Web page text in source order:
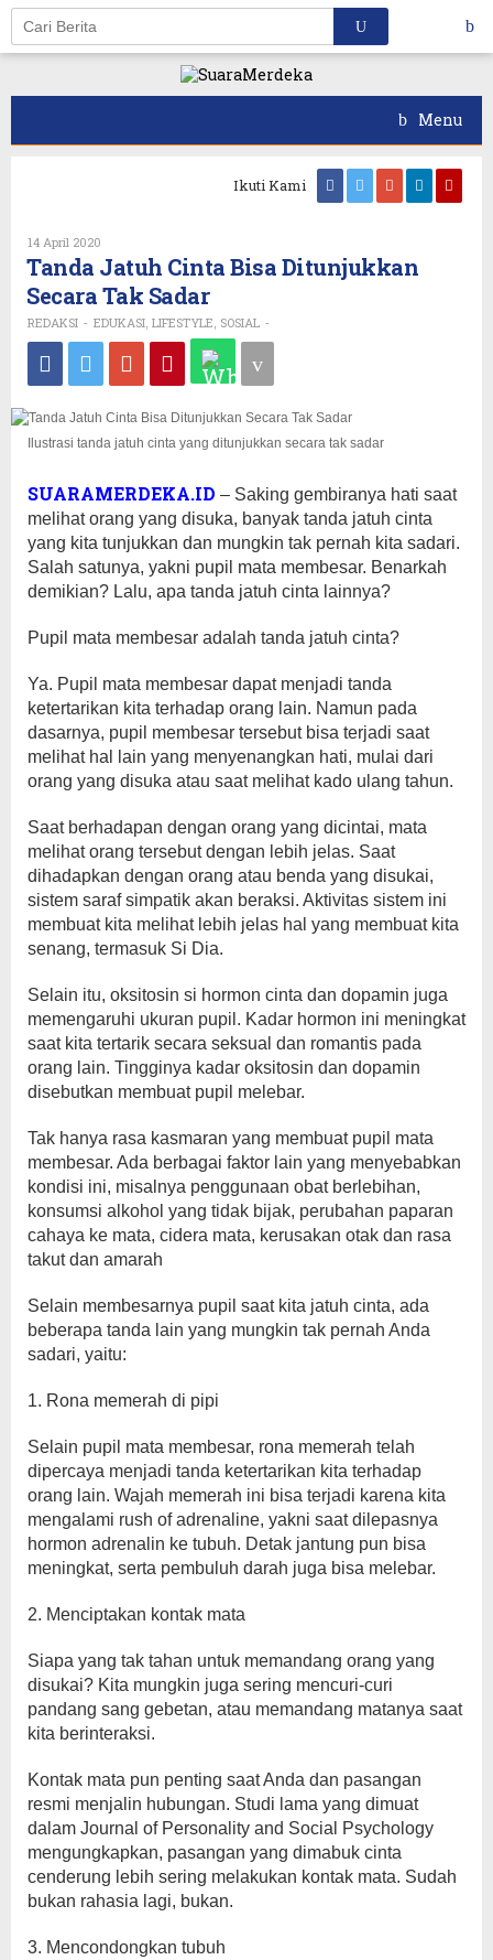
Skip
content
Menu
Ikuti Kami
14 April 2020
REDAKSI
Tanda Jatuh Cinta Bisa Ditunjukkan
Secara Tak Sadar
REDAKSI - EDUKASI LIFESTYLE SOSIAL -
Ilustrasi tanda jatuh cinta yang ditunjukkan secara tak sadar
SUARAMERDEKA.ID – Saking gembiranya hati saat
melihat orang yang disuka, banyak tanda jatuh cinta
yang kita tunjukkan dan mungkin tak pernah kita sadari.
Salah satunya, yakni pupil mata membesar. Benarkah
demikian? Lalu, apa tanda jatuh cinta lainnya?
Pupil mata membesar adalah tanda jatuh cinta?
Ya. Pupil mata membesar dapat menjadi tanda
ketertarikan kita terhadap orang lain. Namun pada
dasarnya, pupil membesar tersebut bisa terjadi saat
melihat hal lain yang menyenangkan hati, mulai dari
orang yang disuka atau saat melihat kado ulang tahun.
Saat berhadapan dengan orang yang dicintai, mata
melihat orang tersebut dengan lebih jelas. Saat
dihadapkan dengan orang atau benda yang disukai,
sistem saraf simpatik akan beraksi. Aktivitas sistem ini
membuat kita melihat lebih jelas hal yang membuat kita
senang, termasuk Si Dia.
Selain itu, oksitosin si hormon cinta dan dopamin juga
memengaruhi ukuran pupil. Kadar hormon ini meningkat
saat kita tertarik secara seksual dan romantis pada
orang lain. Tingginya kadar oksitosin dan dopamin
disebutkan membuat pupil melebar.
Tak hanya rasa kasmaran yang membuat pupil mata
membesar. Ada berbagai faktor lain yang menyebabkan
kondisi ini, misalnya penggunaan obat berlebihan,
konsumsi alkohol yang tidak bijak, perubahan paparan
cahaya ke mata, cidera mata, kerusakan otak dan rasa
takut dan amarah
Selain membesarnya pupil saat kita jatuh cinta, ada
beberapa tanda lain yang mungkin tak pernah Anda
sadari, yaitu:
1. Rona memerah di pipi
Selain pupil mata membesar, rona memerah telah
dipercaya menjadi tanda ketertarikan kita terhadap
orang lain. Wajah memerah ini bisa terjadi karena kita
mengalami rush of adrenaline, yakni saat dilepasnya
hormon adrenalin ke tubuh. Detak jantung pun bisa
meningkat, serta pembuluh darah juga bisa melebar.
2. Menciptakan kontak mata
Siapa yang tak tahan untuk memandang orang yang
disukai? Kita mungkin juga sering mencuri-curi
pandang sang gebetan, atau memandang matanya saat
kita berinteraksi.
Kontak mata pun penting saat Anda dan pasangan
resmi menjalin hubungan. Studi lama yang dimuat
dalam Journal of Personality and Social Psychology
mengungkapkan, pasangan yang dimabuk cinta
cenderung lebih sering melakukan kontak mata. Sudah
bukan rahasia lagi, bukan.
3. Mencondongkan tubuh